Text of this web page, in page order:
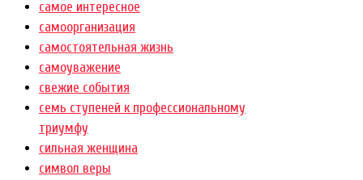
самое интересное
самоорганизация
самостоятельная жизнь
самоуважение
свежие события
семь ступеней к профессиональному
триумфу
сильная женщина
символ веры